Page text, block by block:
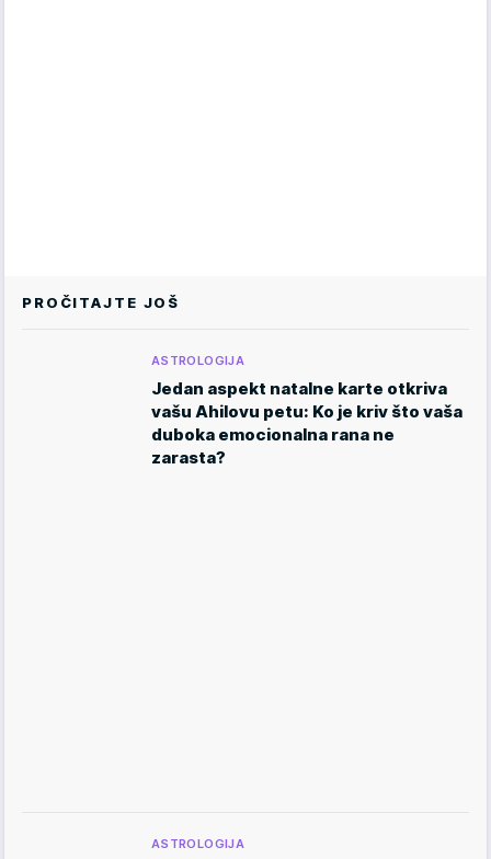
PROČITAJTE JOŠ
ASTROLOGIJA
Jedan aspekt natalne karte otkriva
vašu Ahilovu petu: Ko je kriv što vaša
duboka emocionalna rana ne
zarasta?
ASTROLOGIJA